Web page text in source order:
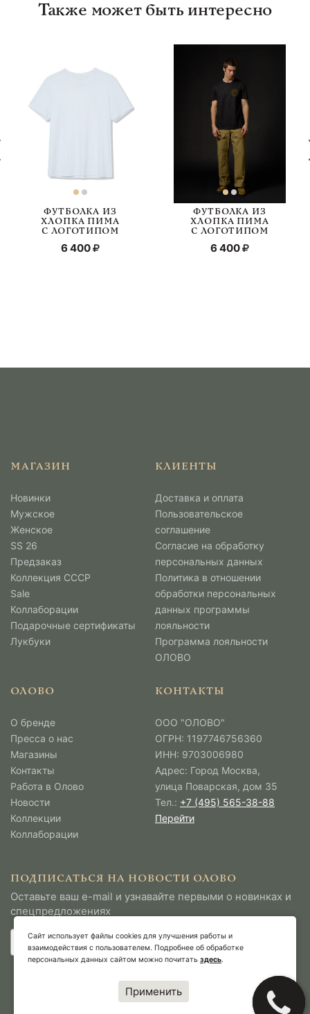
Также может быть интересно
ФУТБОЛКА ИЗ
ХЛОПКА ПИМА
C ЛОГОТИПОМ
6 400
ФУТБОЛКА ИЗ
ХЛОПКА ПИМА
С ЛОГОТИПОМ
6 400
Сайт использует файлы cookies для улучшения работы и
взаимодействия с пользователем. Подробнее об обработке
персональных данных сайтом можно почитать здесь.
Применить
МАГАЗИН
Новинки
Мужcкое
Женское
SS 26
Предзаказ
Коллекция СССР
Sale
Коллаборации
Подарочные сертификаты
Лукбуки
КЛИЕНТЫ
Доставка и оплата
Пользовательское
соглашение
Согласие на обработку
персональных данных
Политика в отношении
обработки персональных
данных программы
лояльности
Программа лояльности
ОЛОВО
ОЛОВО
О бренде
Пресса о нас
Магазины
Контакты
Работа в Олово
Новости
Коллекции
Коллаборации
КОНТАКТЫ
ООО "ОЛОВО"
ОГРН: 1197746756360
ИНН: 9703006980
Адрес: Город Москва,
улица Поварская, дом 35
Тел.: +7 (495) 565-38-88
Перейти
ПОДПИСАТЬСЯ НА НОВОСТИ ОЛОВО
Оставьте ваш e-mail и узнавайте первыми о новинках и
спецпредложениях